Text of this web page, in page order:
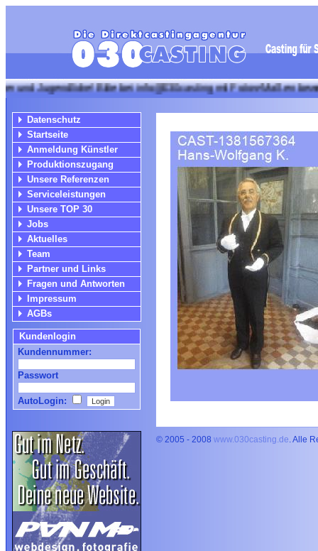
Bitte bei info@030casting mit Fotos+Maßen bewerben!!!
Datenschutz
Startseite
Anmeldung Künstler
Produktionszugang
Unsere Referenzen
Serviceleistungen
Unsere TOP 30
Jobs
Aktuelles
Team
Partner und Links
Fragen und Antworten
Impressum
AGBs
Kundenlogin
Kundennummer:
Passwort
AutoLogin:
© 2005 - 2008 www.030casting.de. Alle